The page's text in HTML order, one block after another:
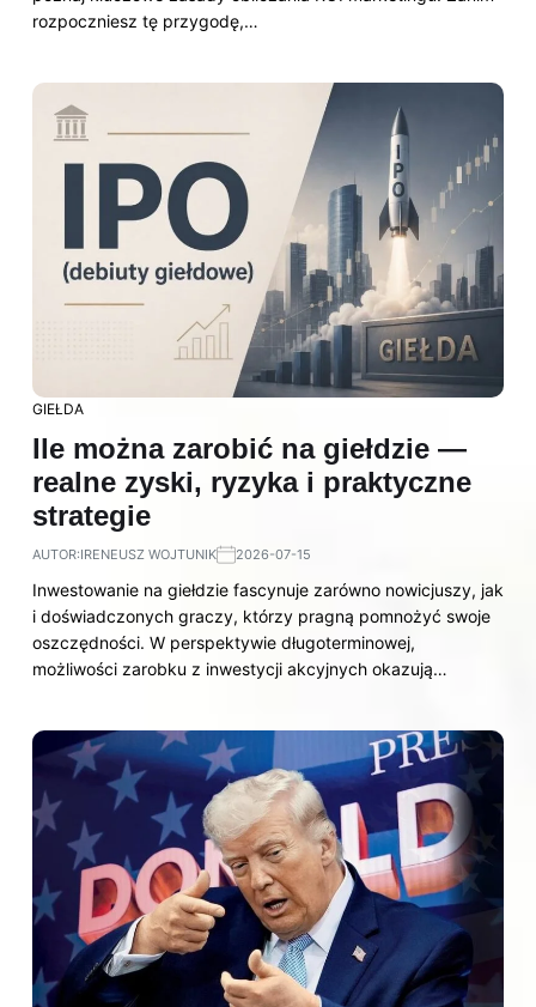
rozpoczniesz tę przygodę,…
GIEŁDA
Ile można zarobić na giełdzie —
realne zyski, ryzyka i praktyczne
strategie
AUTOR:IRENEUSZ WOJTUNIK 2026-07-15
Inwestowanie na giełdzie fascynuje zarówno nowicjuszy, jak
i doświadczonych graczy, którzy pragną pomnożyć swoje
oszczędności. W perspektywie długoterminowej,
możliwości zarobku z inwestycji akcyjnych okazują…